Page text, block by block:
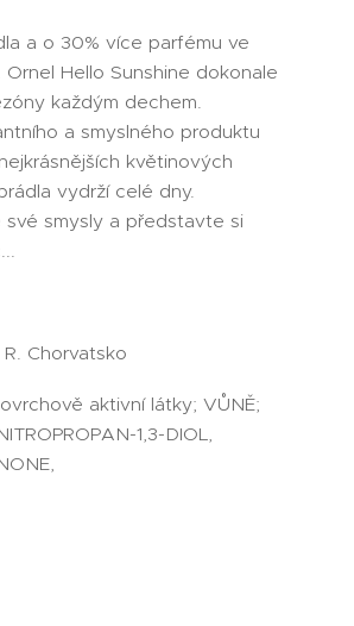
a o 30% více parfému ve
Hello Sunshine dokonale
každým dechem.
a smyslného produktu
květinových
vydrží celé dny.
své smysly a představte si
Chorvatsko
aktivní látky; VŮNĚ;
1,3-DIOL,